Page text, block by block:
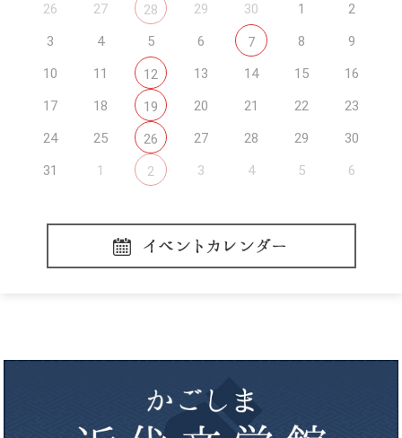
26 27 28 29 30 1
2
3
4 5 6 7 8
9
10
11 12 13 14 15
16
17
18 19 20 21 22
23
24
25 26 27 28 29
30
31
1 2 3 4 5 6